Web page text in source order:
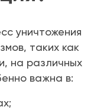
уничтожения
таких как
на различных
важна в: